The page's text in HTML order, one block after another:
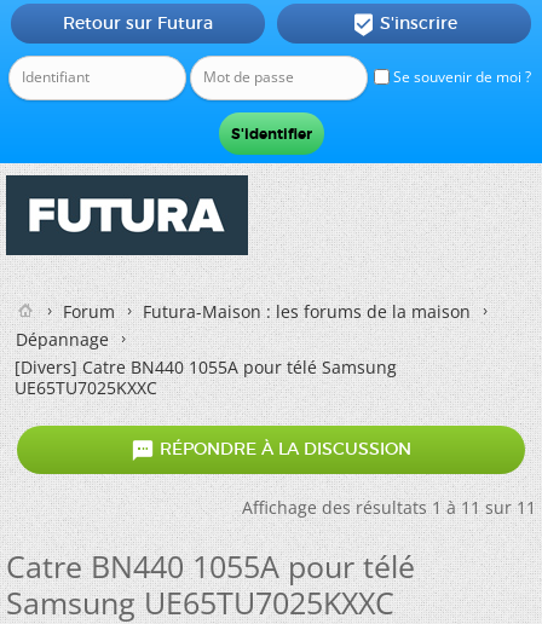
Se souvenir de moi ?
Retour sur Futura  S'inscrire
Forum
Futura-Maison : les forums de la maison
Dépannage
[Divers]Catre BN440 1055A pour télé Samsung
UE65TU7025KXXC
 RÉPONDRE À LA DISCUSSION
Affichage des résultats 1 à 11 sur 11
Catre BN440 1055A pour télé
Samsung UE65TU7025KXXC